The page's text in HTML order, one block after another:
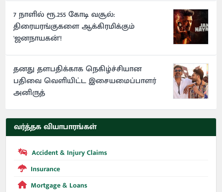
7 நாளில் ரூ.255 கோடி வசூல்:
திரையரங்குகளை ஆக்கிரமிக்கும்
'ஜனநாயகன்'!
தனது தளபதிக்காக நெகிழ்ச்சியான
பதிவை வெளியிட்ட இசையமைப்பாளர்
அனிருத்
வர்த்தக வியாபாரங்கள்
Accident & Injury Claims
Insurance
Mortgage & Loans